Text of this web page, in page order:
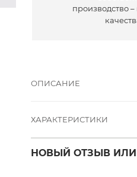
производство –
ОПИСАНИЕ
ХАРАКТЕРИСТИКИ
НОВЫЙ ОТЗЫВ